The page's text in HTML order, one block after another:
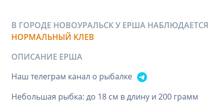
В ГОРОДЕ НОВОУРАЛЬСК У ЕРША НАБЛЮДАЕТСЯ
НОРМАЛЬНЫЙ КЛЕВ
ОПИСАНИЕ ЕРША
Наш телеграм канал о рыбалке
Небольшая рыбка: до 18 см в длину и 200 грамм